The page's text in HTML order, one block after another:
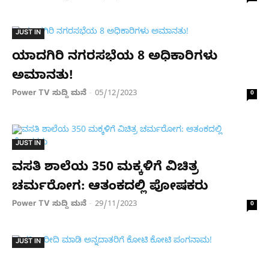
JUST IN
ಯಾದಗಿರಿ ನಗರಸಭೆಯ 8 ಅಧಿಕಾರಿಗಳು
ಅಮಾನತು!
Power TV ಸುದ್ದಿ ಮನೆ - 05/12/2023 0
JUST IN
ವಸತಿ ಶಾಲೆಯ 350 ಮಕ್ಕಳಿಗೆ ವಿಚಿತ್ರ
ಚರ್ಮರೋಗ: ಆತಂಕದಲ್ಲಿ ಪೋಷಕರು
Power TV ಸುದ್ದಿ ಮನೆ - 29/11/2023 0
JUST IN